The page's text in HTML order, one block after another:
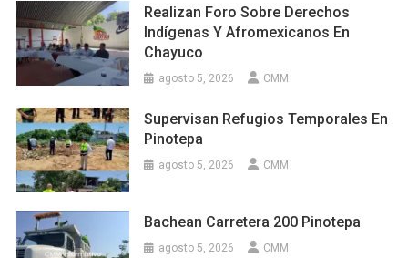
Realizan Foro Sobre Derechos
Indígenas Y Afromexicanos En
Chayuco
agosto 5, 2026 CMM
Supervisan Refugios Temporales En
Pinotepa
agosto 5, 2026 CMM
Bachean Carretera 200 Pinotepa
agosto 5, 2026 CMM